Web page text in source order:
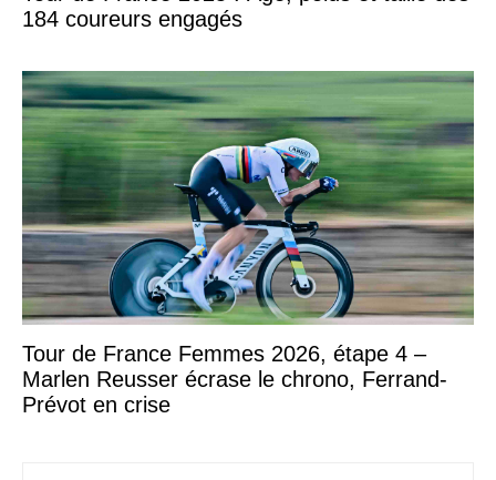
184 coureurs engagés
Tour de France Femmes 2026, étape 4 –
Marlen Reusser écrase le chrono, Ferrand-
Prévot en crise